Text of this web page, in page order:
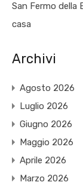
San Fermo della
casa
Archivi
Agosto 2026
Luglio 2026
Giugno 2026
Maggio 2026
Aprile 2026
Marzo 2026